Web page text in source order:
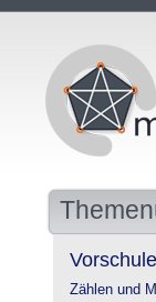
Vorschule
Zählen und